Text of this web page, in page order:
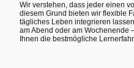
Wir verstehen, dass jeder einen
diesem Grund bieten wir flexible
tägliches Leben integrieren
am Abend oder am Wochenende
Ihnen die bestmögliche